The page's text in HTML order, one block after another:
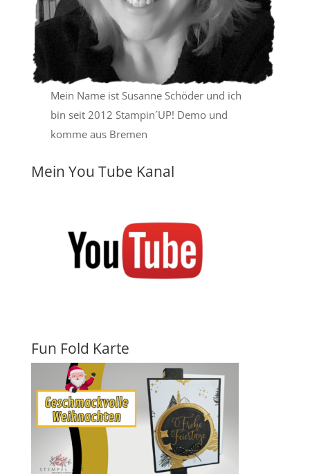
Mein Name ist Susanne Schöder und ich
bin seit 2012 Stampin´UP! Demo und
komme aus Bremen
Mein You Tube Kanal
Fun Fold Karte